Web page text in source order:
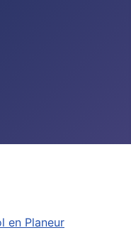
en Planeur